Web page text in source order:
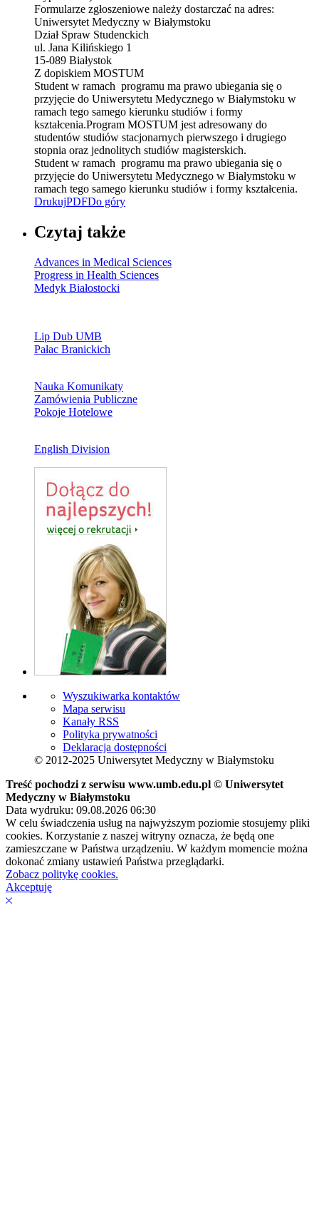
Formularze zgłoszeniowe należy dostarczać na adres:
Uniwersytet Medyczny w Białymstoku
Dział Spraw Studenckich
ul. Jana Kilińskiego 1
15-089 Białystok
Z dopiskiem MOSTUM
Student w ramach programu ma prawo ubiegania się o
przyjęcie do Uniwersytetu Medycznego w Białymstoku w
ramach tego samego kierunku studiów i formy
kształcenia.Program MOSTUM jest adresowany do
studentów studiów stacjonarnych pierwszego i drugiego
stopnia oraz jednolitych studiów magisterskich.
Student w ramach programu ma prawo ubiegania się o
przyjęcie do Uniwersytetu Medycznego w Białymstoku w
ramach tego samego kierunku studiów i formy kształcenia.
DrukujPDFDo góry
Czytaj także
Advances in Medical Sciences
Progress in Health Sciences
Medyk Białostocki
Lip Dub UMB
Pałac Branickich
Nauka Komunikaty
Zamówienia Publiczne
Pokoje Hotelowe
English Division
Wyszukiwarka kontaktów
Mapa serwisu
Kanały RSS
Polityka prywatności
Deklaracja dostępności
© 2012-2025 Uniwersytet Medyczny w Białymstoku
Treść pochodzi z serwisu www.umb.edu.pl © Uniwersytet
Medyczny w Białymstoku
Data wydruku: 09.08.2026 06:30
W celu świadczenia usług na najwyższym poziomie stosujemy pliki
cookies. Korzystanie z naszej witryny oznacza, że będą one
zamieszczane w Państwa urządzeniu. W każdym momencie można
dokonać zmiany ustawień Państwa przeglądarki.
Zobacz politykę cookies.
Akceptuję